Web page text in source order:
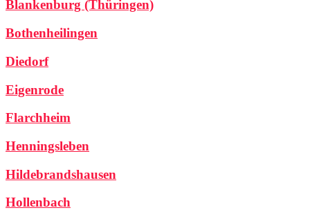
Blankenburg (Thüringen)
Bothenheilingen
Diedorf
Eigenrode
Flarchheim
Henningsleben
Hildebrandshausen
Hollenbach